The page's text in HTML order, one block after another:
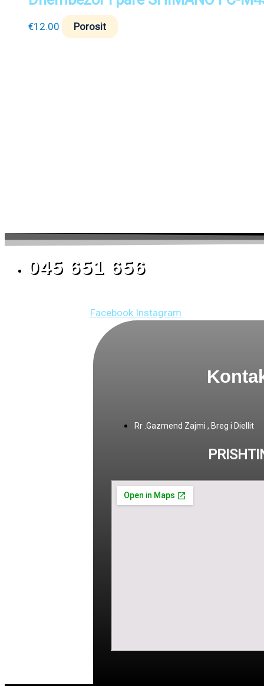
€12.00 Porosit
045 651 656
Facebook Instagram
Rr .Gazmend Zajmi , Breg i Diellit